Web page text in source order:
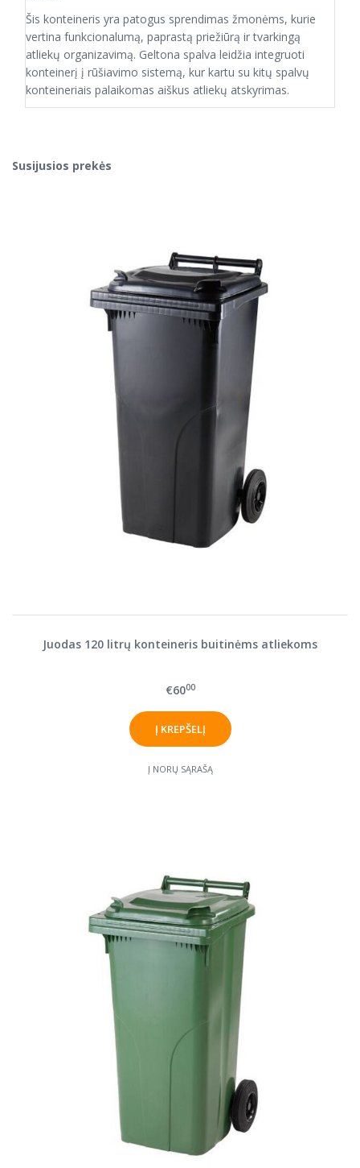
Šis konteineris yra patogus sprendimas žmonėms, kurie
vertina funkcionalumą, paprastą priežiūrą ir tvarkingą
atliekų organizavimą. Geltona spalva leidžia integruoti
konteinerį į rūšiavimo sistemą, kur kartu su kitų spalvų
konteineriais palaikomas aiškus atliekų atskyrimas.
Susijusios prekės
Juodas 120 litrų konteineris buitinėms atliekoms
€6000
Į NORŲ SĄRAŠĄ